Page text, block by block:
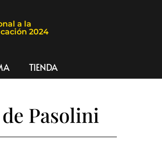
a la
2024
TIENDA
de Pasolini